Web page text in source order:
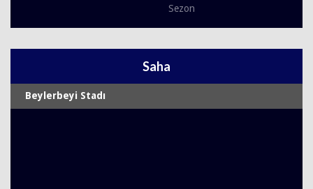
Sezon
Saha
Beylerbeyi Stadı